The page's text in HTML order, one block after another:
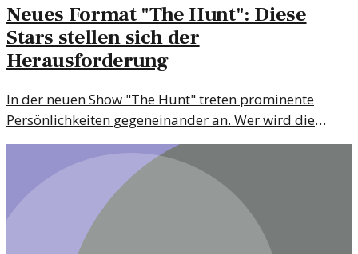
Neues Format "The Hunt": Diese
Stars stellen sich der
Herausforderung
In der neuen Show "The Hunt" treten prominente
Persönlichkeiten gegeneinander an. Wer wird die
Herausforderung meistern und welche
Überraschungen erwarten uns?